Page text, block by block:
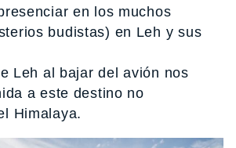
en los muchos
budistas) en Leh y sus
Leh al bajar del avión nos
a este destino no
Himalaya.